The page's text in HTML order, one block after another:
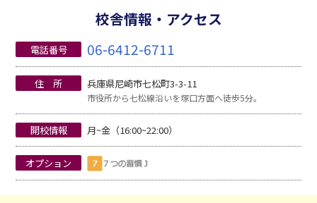
校舎情報・アクセス
電話番号 06-6412-6711
住 所 兵庫県尼崎市七松町3-3-11
市役所から七松線沿いを塚口方面へ徒歩5分。
開校情報 月~金（16:00~22:00）
オプション